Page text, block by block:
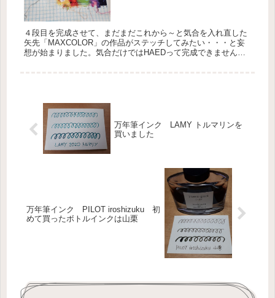
４段目を完成させて、まだまだこれから～と気合を入れ直した
矢先「MAXCOLOR」の作品がステッチしてみたい・・・と妄
想が始まりました。気合だけではHAEDって完成できません。
万年筆インク LAMY トルマリンを
買いました
万年筆インク PILOT iroshizuku 初
めて買ったボトルインクは山栗